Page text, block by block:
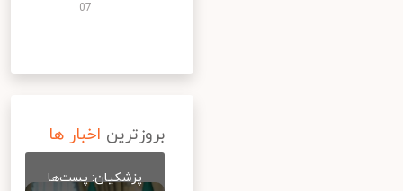
07
بروزترین اخبار ها
پزشکیان: پست‌ها